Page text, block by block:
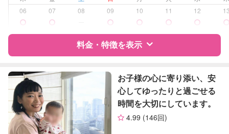
レッスン
英語レッスン
絵・工作レッスン
その他
定期予約 お引き受けしていません
お子様の撮影
（定期特典）
対応不可
06
07 08 09 10 11 12
料金・特徴を表示
特徴 料金 レビュー
サポートの特徴
資格 自治体届出済ベビーシッター
お子様の心に寄り添い、安
心してゆったりと過ごせる
時間を大切にしています。
4.99 (146回)